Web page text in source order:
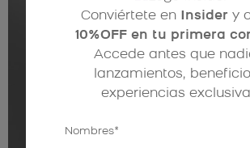
Conviértete en Insider y
10%OFF en tu primera
Accede antes que
lanzamientos,
experiencias